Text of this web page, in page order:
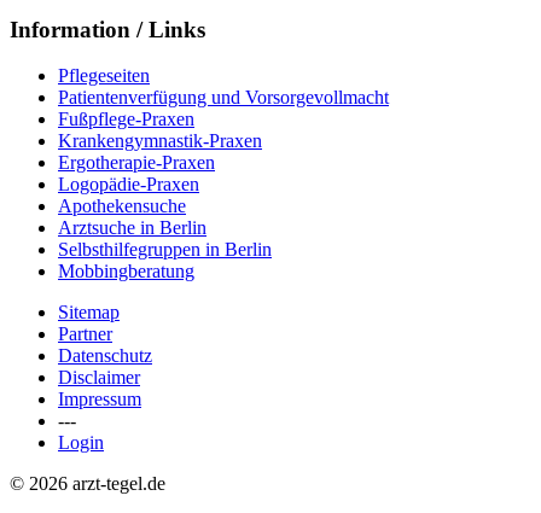
Information / Links
Pflegeseiten
Patientenverfügung und Vorsorgevollmacht
Fußpflege-Praxen
Krankengymnastik-Praxen
Ergotherapie-Praxen
Logopädie-Praxen
Apothekensuche
Arztsuche in Berlin
Selbsthilfegruppen in Berlin
Mobbingberatung
Sitemap
Partner
Datenschutz
Disclaimer
Impressum
---
Login
© 2026 arzt-tegel.de